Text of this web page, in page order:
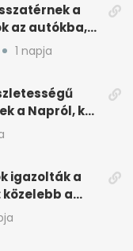
a
az autókba,
1 napja
a Napról, két
igazolták a
a